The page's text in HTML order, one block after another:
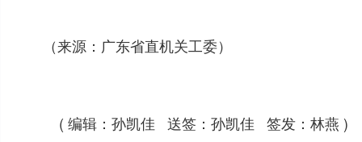
（来源：广东省直机关工委）
( 编辑：孙凯佳 送签：孙凯佳 签发：林燕 )